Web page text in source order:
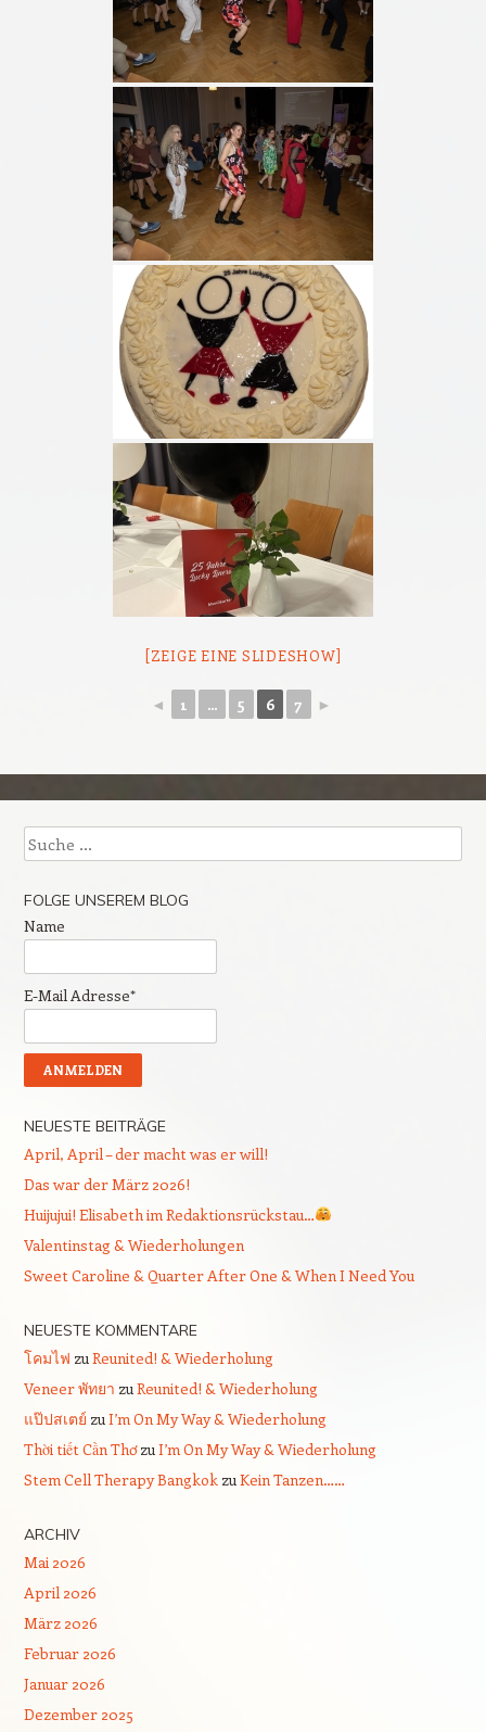
[ZEIGE EINE SLIDESHOW]
◄ 1 ... 5 6 7 ►
Suche
FOLGE UNSEREM BLOG
Name
E-Mail Adresse*
NEUESTE BEITRÄGE
April, April – der macht was er will!
Das war der März 2026!
Huijujui! Elisabeth im Redaktionsrückstau…
Valentinstag & Wiederholungen
Sweet Caroline & Quarter After One & When I Need You
NEUESTE KOMMENTARE
โคมไฟ zu Reunited! & Wiederholung
Veneer พัทยา zu Reunited! & Wiederholung
แป๊ปสเตย์ zu I’m On My Way & Wiederholung
Thời tiết Cần Thơzu I’m On My Way & Wiederholung
Stem Cell Therapy Bangkok zu Kein Tanzen……
ARCHIV
Mai 2026
April 2026
März 2026
Februar 2026
Januar 2026
Dezember 2025